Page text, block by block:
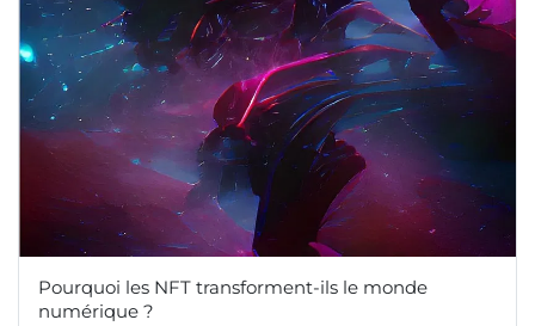
Pourquoi les NFT transforment-ils le monde
numérique ?